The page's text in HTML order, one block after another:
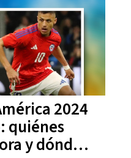
2024
quiénes
y dónde